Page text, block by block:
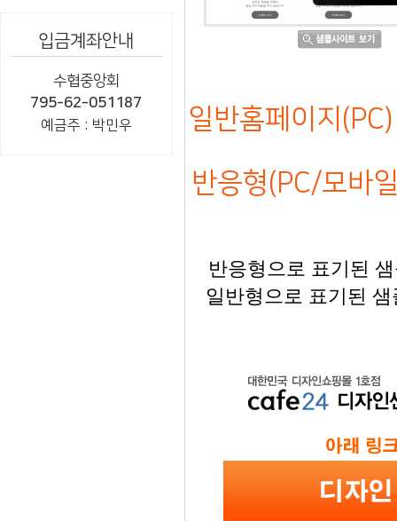
입금계좌안내
수협중앙회
795-62-051187
예금주 : 박민우
일반홈페이지
반응형(PC/모바
반응형으로 표기된
일반형으로 표기된